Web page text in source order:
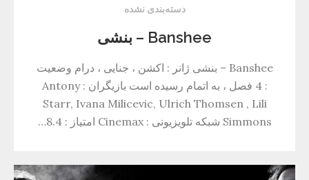
دسته‌بندی نشده
Banshee – بنشی
Banshee – بنشی ژانر : اکشن ، جنایی ، درام وضعیت
: 4 فصل ، به اتمام رسیده است بازیگران : Antony
Starr, Ivana Milicevic, Ulrich Thomsen , Lili
Simmons شبکه تلویزیونی : Cinemax امتیاز : 8.4…